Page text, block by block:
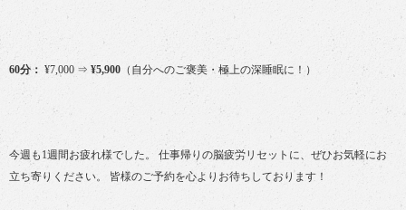
60分： ¥7,000 ⇒ ¥5,900 （自分へのご褒美・極上の深睡眠に！）
今週も1週間お疲れ様でした。 仕事帰りの脳疲労リセットに、ぜひお気軽にお
立ち寄りください。 皆様のご予約を心よりお待ちしております！